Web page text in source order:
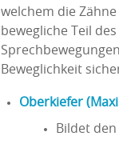
welchem die
bewegliche Teil
Beweglichkeit
Oberkiefer
Bildet